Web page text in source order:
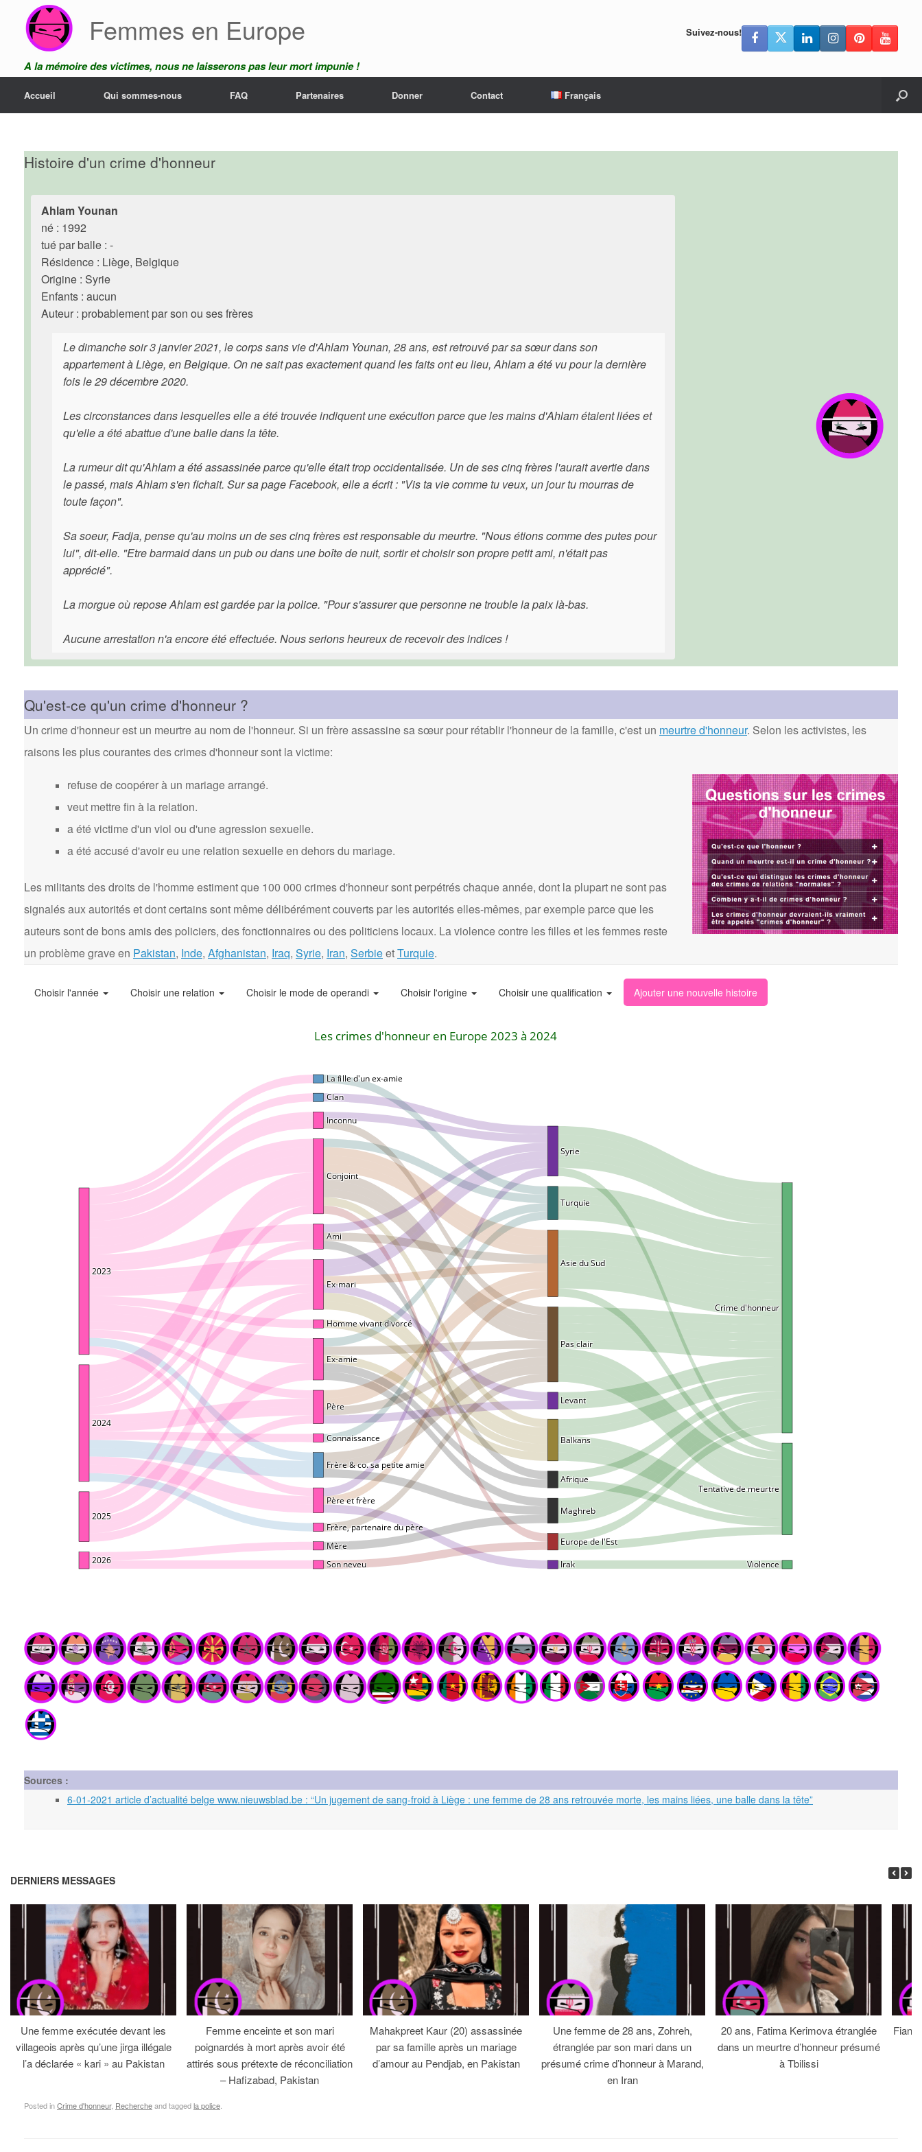
content
Femmes en Europe
A la mémoire des victimes, nous ne laisserons pas leur mort impunie !
Suivez-nous!
Accueil Qui sommes-nous FAQ Partenaires Donner Contact Français
Histoire d'un crime d'honneur
Ahlam Younan
né : 1992
tué par balle : -
Résidence : Liège, Belgique
Origine : Syrie
Enfants : aucun
Auteur : probablement par son ou ses frères
Le dimanche soir 3 janvier 2021, le corps sans vie d'Ahlam Younan, 28 ans, est retrouvé par sa sœur dans son
appartement à Liège, en Belgique. On ne sait pas exactement quand les faits ont eu lieu, Ahlam a été vu pour la dernière
fois le 29 décembre 2020.
Les circonstances dans lesquelles elle a été trouvée indiquent une exécution parce que les mains d'Ahlam étaient liées et
qu'elle a été abattue d'une balle dans la tête.
La rumeur dit qu'Ahlam a été assassinée parce qu'elle était trop occidentalisée. Un de ses cinq frères l'aurait avertie dans
le passé, mais Ahlam s'en fichait. Sur sa page Facebook, elle a écrit : "Vis ta vie comme tu veux, un jour tu mourras de
toute façon".
Sa soeur, Fadja, pense qu'au moins un de ses cinq frères est responsable du meurtre. "Nous étions comme des putes pour
lui", dit-elle. "Etre barmaid dans un pub ou dans une boîte de nuit, sortir et choisir son propre petit ami, n'était pas
apprécié".
La morgue où repose Ahlam est gardée par la police. "Pour s'assurer que personne ne trouble la paix là-bas.
Aucune arrestation n'a encore été effectuée. Nous serions heureux de recevoir des indices !
Qu'est-ce qu'un crime d'honneur ?
Un crime d'honneur est un meurtre au nom de l'honneur. Si un frère assassine sa sœur pour rétablir l'honneur de la famille, c'est un meurtre d'honneur. Selon les activistes, les
raisons les plus courantes des crimes d'honneur sont la victime:
refuse de coopérer à un mariage arrangé.
veut mettre fin à la relation.
a été victime d'un viol ou d'une agression sexuelle.
a été accusé d'avoir eu une relation sexuelle en dehors du mariage.
Les militants des droits de l'homme estiment que 100 000 crimes d'honneur sont perpétrés chaque année, dont la plupart ne sont pas
signalés aux autorités et dont certains sont même délibérément couverts par les autorités elles-mêmes, par exemple parce que les
auteurs sont de bons amis des policiers, des fonctionnaires ou des politiciens locaux. La violence contre les filles et les femmes reste
un problème grave en Pakistan, Inde, Afghanistan, Iraq, Syrie, Iran, SerbieetTurquie.
Sources :
6-01-2021 article d’actualité belge www.nieuwsblad.be : “Un jugement de sang-froid à Liège : une femme de 28 ans retrouvée morte, les mains liées, une balle dans la tête”
DERNIERS MESSAGES
Une femme exécutée devant les
villageois après qu’une jirga illégale
l’a déclarée « kari » au Pakistan
Femme enceinte et son mari
poignardés à mort après avoir été
attirés sous prétexte de réconciliation
– Hafizabad, Pakistan
Mahakpreet Kaur (20) assassinée
par sa famille après un mariage
d’amour au Pendjab, en Pakistan
Une femme de 28 ans, Zohreh,
étranglée par son mari dans un
présumé crime d’honneur à Marand,
en Iran
20 ans, Fatima Kerimova étranglée
dans un meurtre d’honneur présumé
à Tbilissi
Posted inCrime d'honneur, Rechercheand taggedla police